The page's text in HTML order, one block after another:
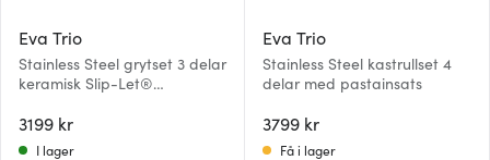
Eva Trio
Stainless Steel grytset 3 delar
keramisk Slip-Let®
3199 kr
I lager
Eva Trio
Stainless Steel kastrullset 4
delar med pastainsats
3799 kr
Få i lager